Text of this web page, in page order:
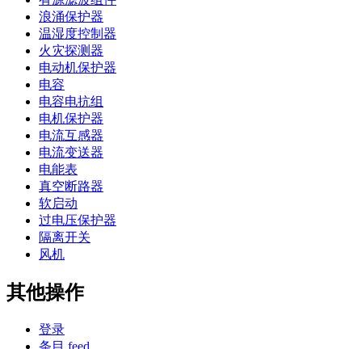
浪涌保护器
温湿度控制器
火灾探测器
电动机保护器
电容
电容电抗组
电机保护器
电流互感器
电流变送器
电能表
真空断路器
软启动
过电压保护器
隔离开关
风机
其他操作
登录